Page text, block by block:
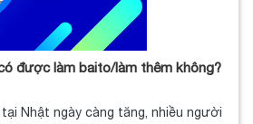
được làm baito/làm thêm không?
Nhật ngày càng tăng, nhiều người